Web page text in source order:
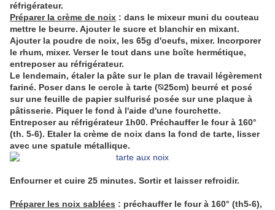
réfrigérateur.
Préparer la crème de noix : dans le mixeur muni du couteau
mettre le beurre. Ajouter le sucre et blanchir en mixant.
Ajouter la poudre de noix, les 65g d'oeufs, mixer. Incorporer
le rhum, mixer. Verser le tout dans une boîte hermétique,
entreposer au réfrigérateur.
Le lendemain, étaler la pâte sur le plan de travail légèrement
fariné. Poser dans le cercle à tarte (⦰25cm) beurré et posé
sur une feuille de papier sulfurisé posée sur une plaque à
pâtisserie. Piquer le fond à l'aide d'une fourchette.
Entreposer au réfrigérateur 1h00. Préchauffer le four à 160°
(th. 5-6). Etaler la crème de noix dans la fond de tarte, lisser
avec une spatule métallique.
Enfourner et cuire 25 minutes. Sortir et laisser refroidir.
Préparer les noix sablées : préchauffer le four à 160° (th5-6),